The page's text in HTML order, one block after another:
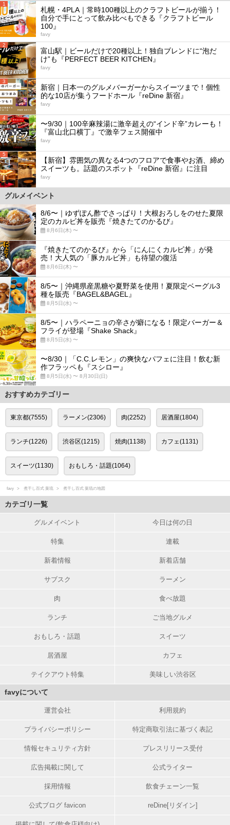
1
札幌・4PLA｜常時100種以上のクラフトビールが揃う！
自分で手にとって飲み比べもできる『クラフトビール
100』
favy
2
富山駅｜ビールだけで20種以上！独自ブレンドに“泡だ
け”も『PERFECT BEER KITCHEN』
favy
3
新宿｜日本一のグルメバーガーからスイーツまで！個性
的な10店が集うフードホール『reDine 新宿』
favy
4
〜9/30｜100辛麻辣湯に激辛超えの“インド辛”カレーも！
『富山北口横丁』で激辛フェス開催中
favy
5
【新宿】雰囲気の異なる4つのフロアで食事やお酒、締め
スイーツも。話題のスポット『reDine 新宿』に注目
favy
グルメイベント
8/6〜｜ゆずぽん酢でさっぱり！大根おろしをのせた夏限
定のカルビ丼を販売『焼きたてのかるび』
8月6日(木) 〜
『焼きたてのかるび』から「にんにくカルビ丼」が発
売！大人気の「豚カルビ丼」も待望の復活
8月6日(木) 〜
8/5〜｜沖縄県産黒糖や夏野菜を使用！夏限定ベーグル3
種を販売『BAGEL&BAGEL』
8月5日(水) 〜
8/5〜｜ハラペーニョの辛さが癖になる！限定バーガー＆
フライが登場『Shake Shack』
8月5日(水) 〜
〜8/30｜「C.C.レモン」の爽快なパフェに注目！飲む新
作フラッペも『スシロー』
8月5日(水) 〜 8月30日(日)
おすすめカテゴリー
東京都(7555) ラーメン(2306) 肉(2252) 居酒屋(1804)
ランチ(1226) 渋谷区(1215) 焼肉(1138) カフェ(1131)
スイーツ(1130) おもしろ・話題(1064)
favy 煮干し百式 葉琉 煮干し百式 葉琉の地図
カテゴリ一覧
グルメイベント 今日は何の日
特集 連載
新着情報 新着店舗
サブスク ラーメン
肉 食べ放題
ランチ ご当地グルメ
おもしろ・話題 スイーツ
居酒屋 カフェ
テイクアウト特集 美味しい渋谷区
favyについて
運営会社 利用規約
プライバシーポリシー 特定商取引法に基づく表記
情報セキュリティ方針 プレスリリース受付
広告掲載に関して 公式ライター
採用情報 飲食チェーン一覧
公式ブログ favicon reDine[リダイン]